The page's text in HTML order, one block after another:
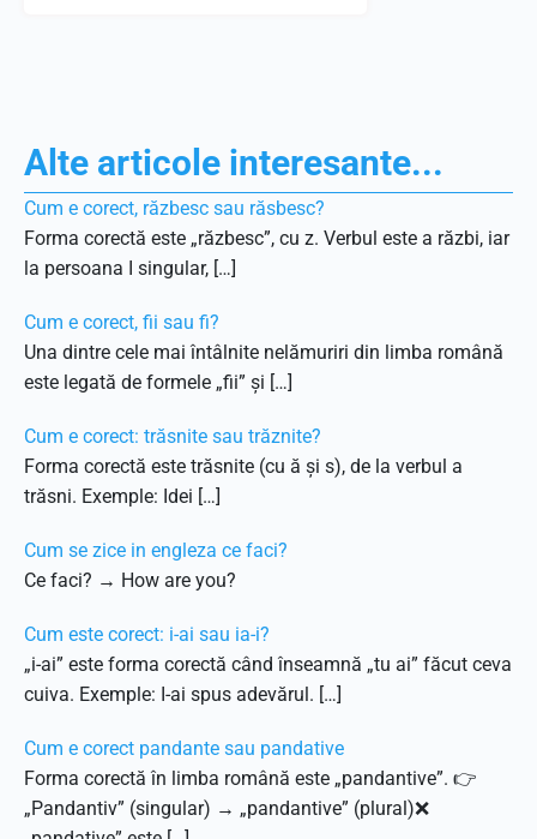
Alte articole interesante...
Cum e corect, răzbesc sau răsbesc?
Forma corectă este „răzbesc”, cu z. Verbul este a răzbi, iar
la persoana I singular, […]
Cum e corect, fii sau fi?
Una dintre cele mai întâlnite nelămuriri din limba română
este legată de formele „fii” și […]
Cum e corect: trăsnite sau trăznite?
Forma corectă este trăsnite (cu ă și s), de la verbul a
trăsni. Exemple: Idei […]
Cum se zice in engleza ce faci?
Ce faci? → How are you?
Cum este corect: i-ai sau ia-i?
„i-ai” este forma corectă când înseamnă „tu ai” făcut ceva
cuiva. Exemple: I-ai spus adevărul. […]
Cum e corect pandante sau pandative
Forma corectă în limba română este „pandantive”. 👉
„Pandantiv” (singular) → „pandantive” (plural)❌